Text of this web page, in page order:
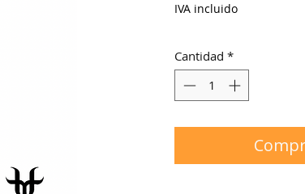
IVA incluido
Cantidad *